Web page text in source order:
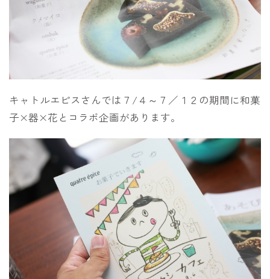
キャトルエピスさんでは７/４～７／１２の期間に和菓
子×器×花とコラボ企画があります。